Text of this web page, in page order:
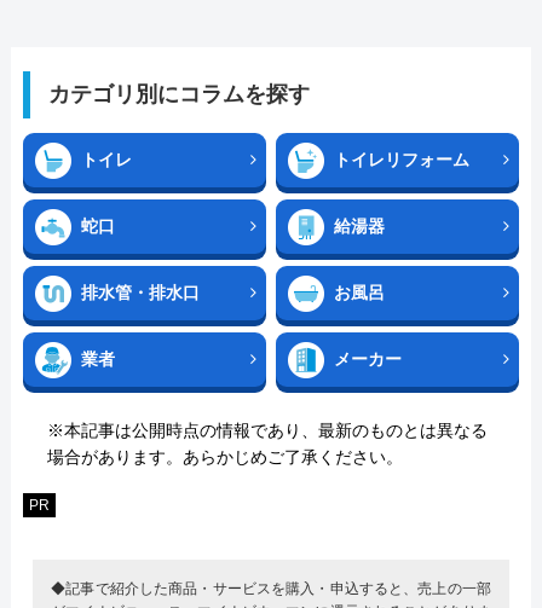
カテゴリ別にコラムを探す
トイレ トイレリフォーム
蛇口 給湯器
排水管・排水口 お風呂
業者 メーカー
※本記事は公開時点の情報であり、最新のものとは異なる
場合があります。あらかじめご了承ください。
PR
◆記事で紹介した商品・サービスを購入・申込すると、売上の一部